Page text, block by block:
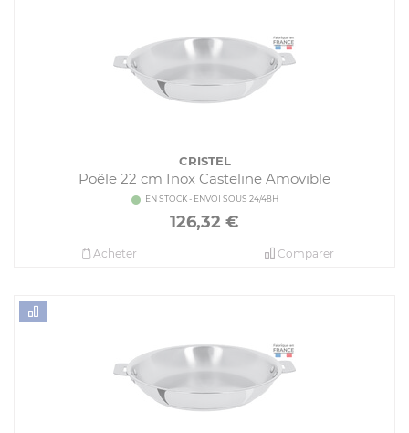
CRISTEL
Poêle 22 cm Inox Casteline Amovible
EN STOCK - ENVOI SOUS 24/48H
126,32 €
Comparer
Acheter